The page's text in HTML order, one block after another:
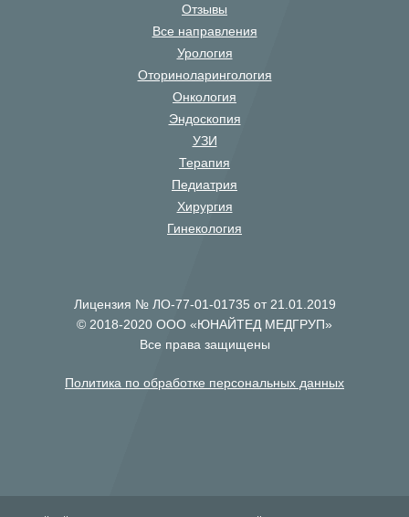
Отзывы
Все направления
Урология
Оториноларингология
Онкология
Эндоскопия
УЗИ
Терапия
Педиатрия
Хирургия
Гинекология
Лицензия № ЛО-77-01-01735 от 21.01.2019
© 2018-2020 ООО «ЮНАЙТЕД МЕДГРУП»
Все права защищены
Политика по обработке персональных данных